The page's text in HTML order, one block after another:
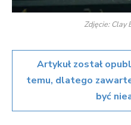
Zdjęcie: Clay
Artykuł został
temu, dlatego
być